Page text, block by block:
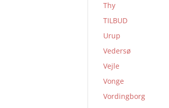
Thy
TILBUD
Urup
Vedersø
Vejle
Vonge
Vordingborg